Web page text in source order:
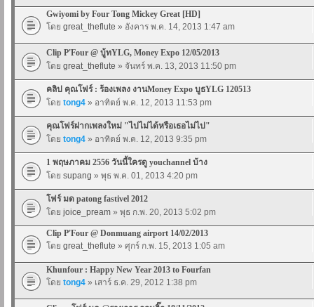
Gwiyomi by Four Tong Mickey Great [HD]
โดย great_theflute » อังคาร พ.ค. 14, 2013 1:47 am
Clip P'Four @ บู้ทYLG, Money Expo 12/05/2013
โดย great_theflute » จันทร์ พ.ค. 13, 2013 11:50 pm
คลิป คุณโฟร์ : ร้องเพลง งานMoney Expo บูธYLG 120513
โดย tong4 » อาทิตย์ พ.ค. 12, 2013 11:53 pm
คุณโฟร์ฝากเพลงใหม่ "ไปไม่ได้หรือเธอไม่ไป"
โดย tong4 » อาทิตย์ พ.ค. 12, 2013 9:35 pm
1 พฤษภาคม 2556 วันนี้ใครดู youchannel บ้าง
โดย supang » พุธ พ.ค. 01, 2013 4:20 pm
โฟร์ มด patong fastivel 2012
โดย joice_pream » พุธ ก.พ. 20, 2013 5:02 pm
Clip P'Four @ Donmuang airport 14/02/2013
โดย great_theflute » ศุกร์ ก.พ. 15, 2013 1:05 am
Khunfour : Happy New Year 2013 to Fourfan
โดย tong4 » เสาร์ ธ.ค. 29, 2012 1:38 pm